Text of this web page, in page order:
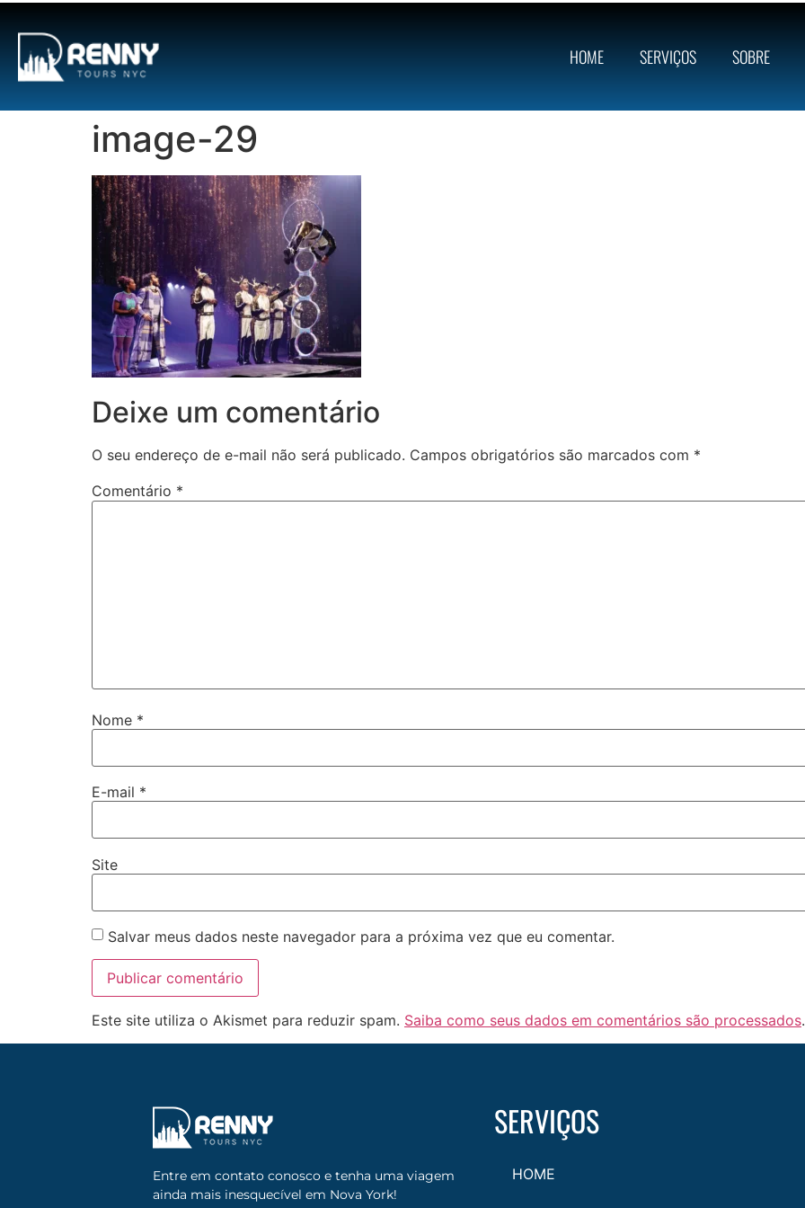
HOME SERVIÇOS SOBRE
image-29
Deixe um comentário
O seu endereço de e-mail não será publicado. Campos obrigatórios são marcados com *
Comentário *
Nome *
E-mail *
Site
Salvar meus dados neste navegador para a próxima vez que eu comentar.
Este site utiliza o Akismet para reduzir spam. Saiba como seus dados em comentários são processados.
Entre em contato conosco e tenha uma viagem
ainda mais inesquecível em Nova York!
SERVIÇOS
HOME